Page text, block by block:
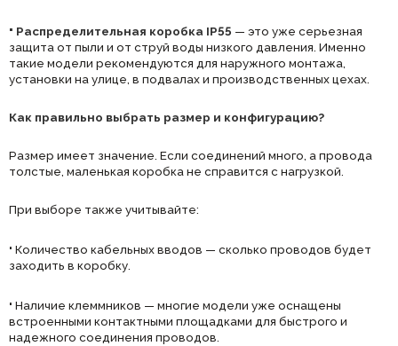
· Распределительная коробка IP55 — это уже серьезная
защита от пыли и от струй воды низкого давления. Именно
такие модели рекомендуются для наружного монтажа,
установки на улице, в подвалах и производственных цехах.
Как правильно выбрать размер и конфигурацию?
Размер имеет значение. Если соединений много, а провода
толстые, маленькая коробка не справится с нагрузкой.
При выборе также учитывайте:
· Количество кабельных вводов — сколько проводов будет
заходить в коробку.
· Наличие клеммников — многие модели уже оснащены
встроенными контактными площадками для быстрого и
надежного соединения проводов.